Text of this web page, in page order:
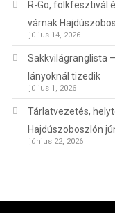
R-Go, folkfesztivál
várnak
július 14, 2026
Sakkvilágranglista
lányoknál tizedik
július 1, 2026
Tárlatvezetés,
Hajdúszoboszlón
június 22, 2026